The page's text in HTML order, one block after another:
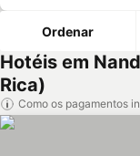
Ordenar
Hotéis em
Rica)
Como os pagamentos